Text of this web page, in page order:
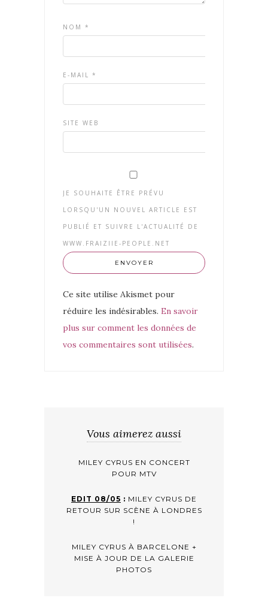
NOM *
E-MAIL *
SITE WEB
JE SOUHAITE ÊTRE PRÉVU
LORSQU'UN NOUVEL ARTICLE EST
PUBLIÉ ET SUIVRE L'ACTUALITÉ DE
WWW.FRAIZIIE-PEOPLE.NET
Ce site utilise Akismet pour
réduire les indésirables. En savoir
plus sur comment les données de
vos commentaires sont utilisées.
Vous aimerez aussi
MILEY CYRUS EN CONCERT
POUR MTV
EDIT 08/05 : MILEY CYRUS DE
RETOUR SUR SCÈNE À LONDRES
!
MILEY CYRUS À BARCELONE +
MISE À JOUR DE LA GALERIE
PHOTOS